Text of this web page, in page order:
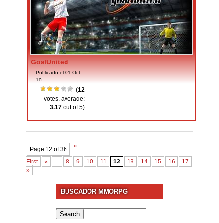
GoalUnited
Publicado el 01 Oct
10
(12
votes, average:
3.17 out of 5)
Page 12 of 36 «
First « ... 8 9 10 11 12 13 14 15 16 17
»
BUSCADOR MMORPG
for: